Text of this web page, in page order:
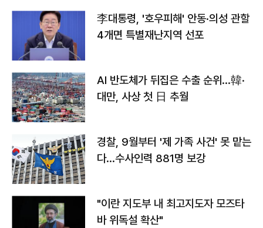
李대통령, '호우피해' 안동·의성 관할
4개면 특별재난지역 선포
AI 반도체가 뒤집은 수출 순위…韓·
대만, 사상 첫 日 추월
경찰, 9월부터 '제 가족 사건' 못 맡는
다…수사인력 881명 보강
"이란 지도부 내 최고지도자 모즈타
바 위독설 확산"